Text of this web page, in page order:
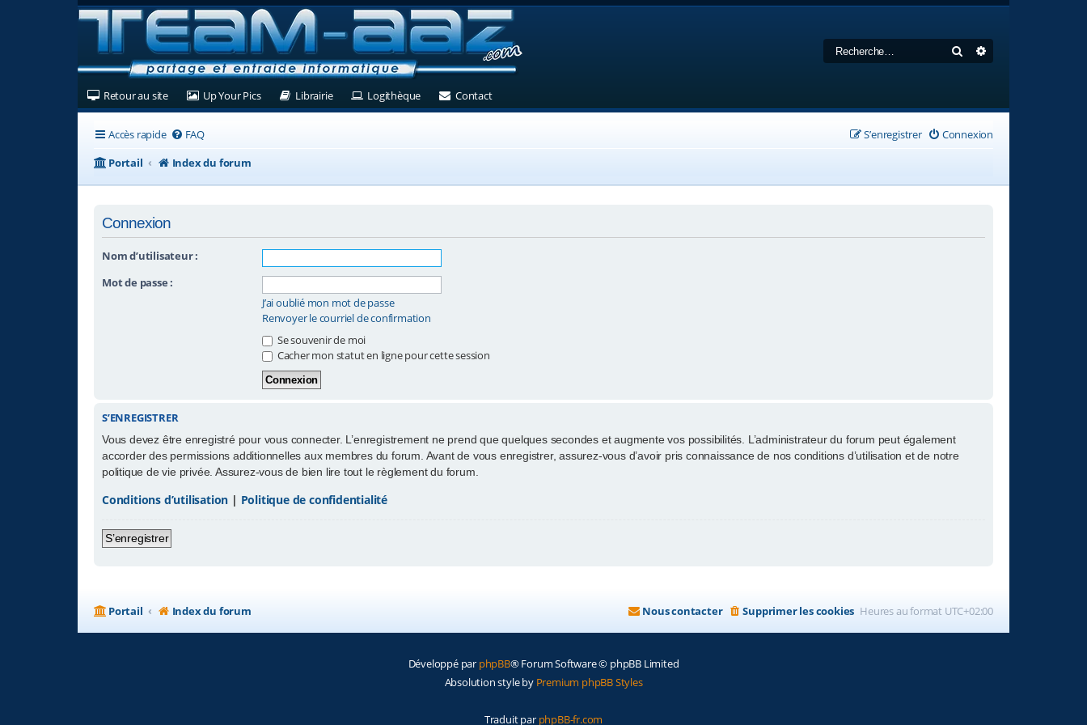
Rechercher
Retour au site(Ouvre un nouvel onglet)
Up Your Pics(Ouvre un nouvel onglet)
Librairie(Ouvre un nouvel onglet)
Logithèque(Ouvre un nouvel onglet)
Contact(Ouvre un nouvel onglet)
Accès rapide FAQ Connexion
S’enregistrer
Portail
Index du forum
Connexion
Nom d’utilisateur :
Mot de passe :
J’ai oublié mon mot de passe
Renvoyer le courriel de confirmation
Se souvenir de moi
Cacher mon statut en ligne pour cette session
S’ENREGISTRER
Vous devez être enregistré pour vous connecter. L’enregistrement ne prend que quelques secondes et augmente vos possibilités. L’administrateur du forum peut également
accorder des permissions additionnelles aux membres du forum. Avant de vous enregistrer, assurez-vous d’avoir pris connaissance de nos conditions d’utilisation et de notre
politique de vie privée. Assurez-vous de bien lire tout le règlement du forum.
Conditions d’utilisation | Politique de confidentialité
S’enregistrer
Portail Index du forum Heures au format UTC+02:00
Supprimer les cookies
Nous contacter
Développé par phpBB® Forum Software © phpBB Limited
Absolution style by Premium phpBB Styles
Traduit par phpBB-fr.com